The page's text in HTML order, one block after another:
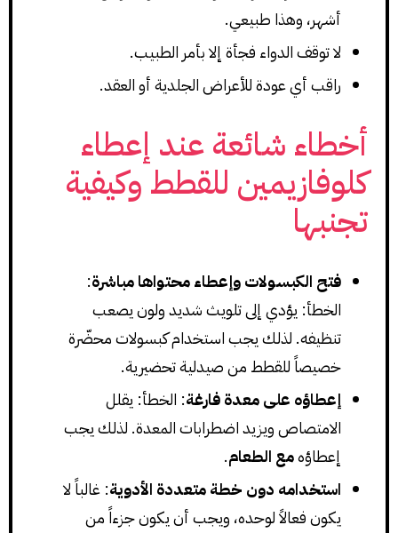
أشهر، وهذا طبيعي.
لا توقف الدواء فجأة إلا بأمر الطبيب.
راقب أي عودة للأعراض الجلدية أو العقد.
أخطاء شائعة عند إعطاء
كلوفازيمين للقطط وكيفية
تجنبها
فتح الكبسولات وإعطاء محتواها مباشرة:
الخطأ: يؤدي إلى تلويث شديد ولون يصعب
تنظيفه. لذلك يجب استخدام كبسولات محضّرة
خصيصاً للقطط من صيدلية تحضيرية.
إعطاؤه على معدة فارغة: الخطأ: يقلل
الامتصاص ويزيد اضطرابات المعدة. لذلك يجب
إعطاؤهمع الطعام.
استخدامه دون خطة متعددة الأدوية: غالباً لا
يكون فعالاً لوحده، ويجب أن يكون جزءاً من